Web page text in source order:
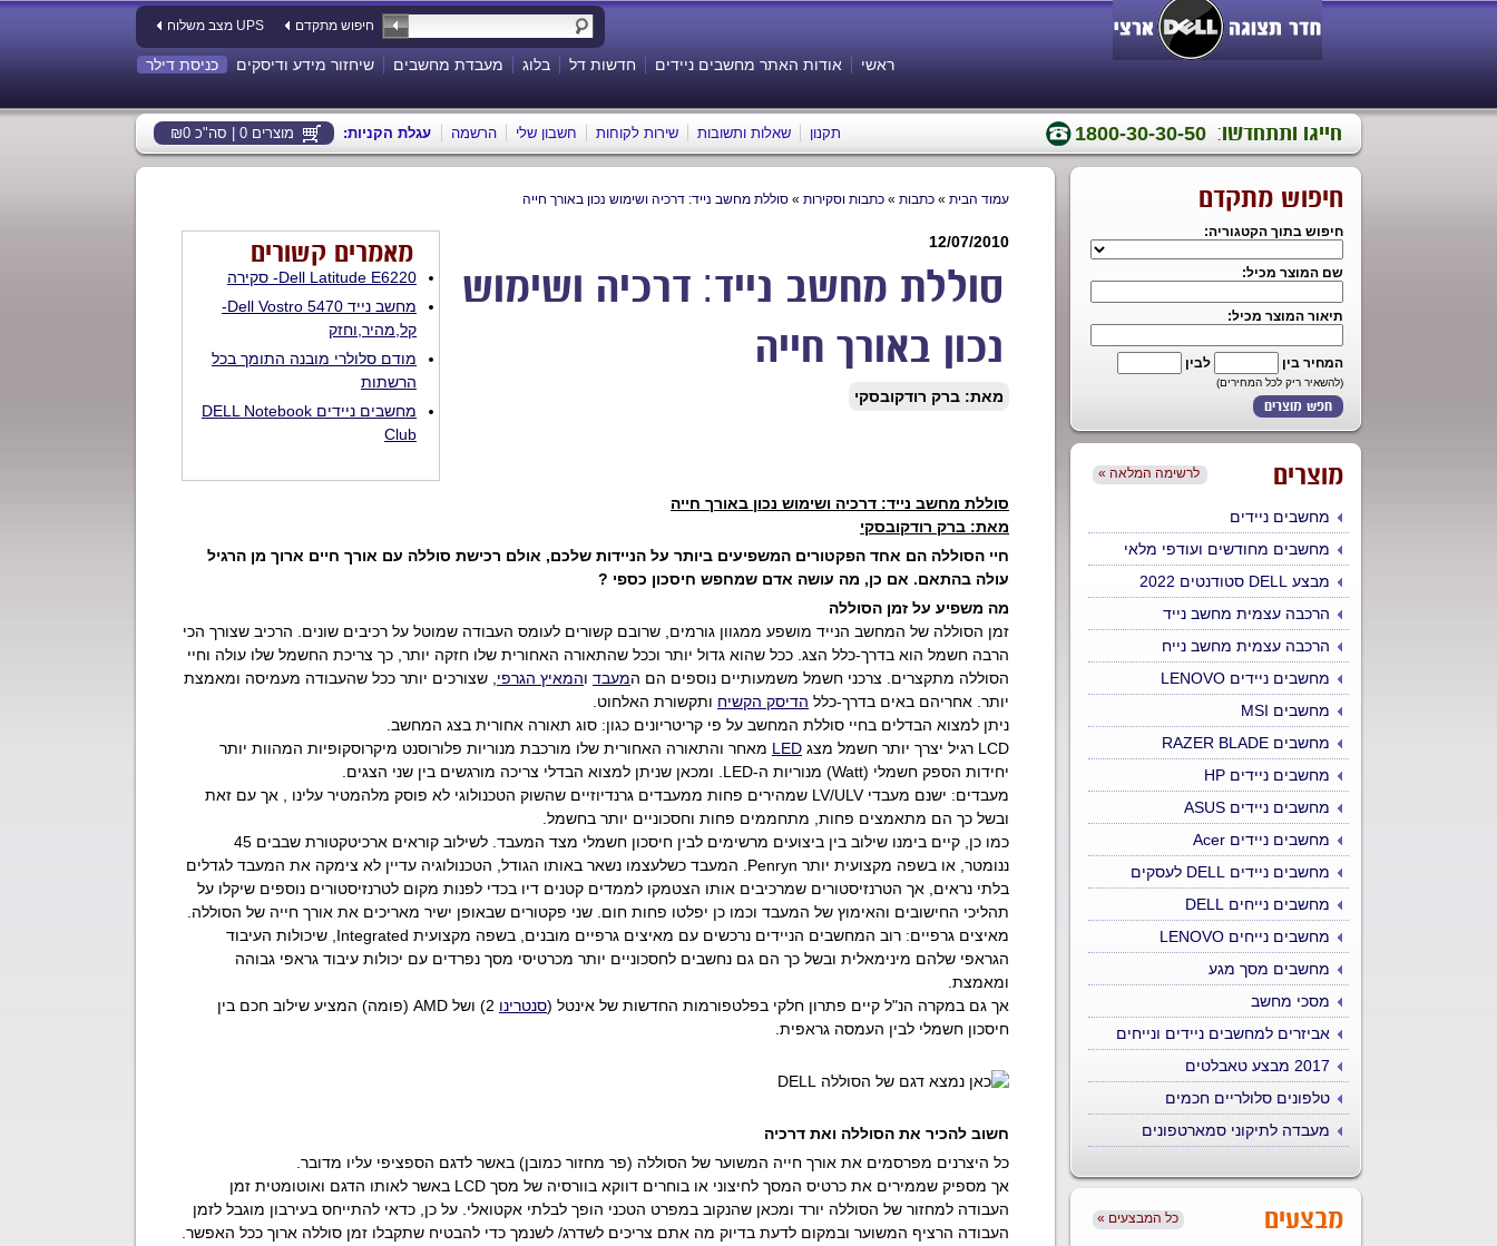
חיפוש מתקדם מצב משלוח UPS
כניסת דילר שיחזור מידע ודיסקים מעבדת מחשבים בלוג חדשות דל אודות האתר מחשבים ניידים ראשי
מוצרים 0 | סה"כ ₪0 :עגלת הקניות הרשמה חשבון שלי שירות לקוחות שאלות ותשובות תקנון חייגו ותתחדשו: 1800-30-30-50
חיפוש מתקדם
חיפוש בתוך הקטגוריה:
שם המוצר מכיל:
תיאור המוצר מכיל:
המחיר בין לבין
(להשאיר ריק לכל המחירים)
« לרשימה המלאה מוצרים
מחשבים ניידים
מחשבים מחודשים ועודפי מלאי
מבצע DELL סטודנטים 2022
הרכבה עצמית מחשב נייד
הרכבה עצמית מחשב נייח
מחשבים ניידים LENOVO
מחשבים MSI
מחשבים RAZER BLADE
מחשבים ניידים HP
מחשבים ניידים ASUS
מחשבים ניידים Acer
מחשבים ניידים DELL לעסקים
מחשבים נייחים DELL
מחשבים נייחים LENOVO
מחשבים מסך מגע
מסכי מחשב
אביזרים למחשבים ניידים ונייחים
2017 מבצע טאבלטים
טלפונים סלולריים חכמים
מעבדה לתיקוני סמארטפונים
« כל המבצעים מבצעים
עמוד הבית » כתבות » כתבות וסקירות » סוללת מחשב נייד: דרכיה ושימוש נכון באורך חייה
מאמרים קשורים
Dell Latitude E6220- סקירה
מחשב נייד Dell Vostro 5470-
קל,מהיר,וחזק
מודם סלולרי מובנה התומך בכל
הרשתות
מחשבים ניידים DELL Notebook
Club
12/07/2010
סוללת מחשב נייד: דרכיה ושימוש
נכון באורך חייה
מאת: ברק רודקובסקי
סוללת מחשב נייד: דרכיה ושימוש נכון באורך חייה
מאת: ברק רודקובסקי
חיי הסוללה הם אחד הפקטורים המשפיעים ביותר על הניידות שלכם, אולם רכישת סוללה עם אורך חיים ארוך מן הרגיל
עולה בהתאם. אם כן, מה עושה אדם שמחפש חיסכון כספי ?
מה משפיע על זמן הסוללה
זמן הסוללה של המחשב הנייד מושפע ממגוון גורמים, שרובם קשורים לעומס העבודה שמוטל על רכיבים שונים. הרכיב שצורך הכי
הרבה חשמל הוא בדרך-כלל הצג. ככל שהוא גדול יותר וככל שהתאורה האחורית שלו חזקה יותר, כך צריכת החשמל שלו עולה וחיי
הסוללה מתקצרים. צרכני חשמל משמעותיים נוספים הם המעבד והמאיץ הגרפי , שצורכים יותר ככל שהעבודה מעמיסה ומאמצת
יותר. אחריהם באים בדרך-כלל הדיסק הקשיח ותקשורת האלחוט.
ניתן למצוא הבדלים בחיי סוללת המחשב על פי קריטריונים כגון: סוג תאורה אחורית בצג המחשב.
LCD רגיל יצרך יותר חשמל מצג
LED מאחר והתאורה האחורית שלו מורכבת מנוריות פלורוסנט מיקרוסקופיות המהוות יותר
יחידות הספק חשמלי (Watt) מנוריות ה-LED
. ומכאן שניתן למצוא הבדלי צריכה מורגשים בין שני הצגים.
מעבדים: ישנם מעבדי LV/ULV שמהירים פחות ממעבדים גרנדיוזיים שהשוק הטכנולוגי לא פוסק מלהמטיר עלינו , אך עם זאת
ובשל כך הם מתאמצים פחות, מתחממים פחות וחסכוניים יותר בחשמל.
כמו כן, קיים בימנו שילוב בין ביצועים מרשימים לבין חיסכון חשמלי מצד המעבד. לשילוב קוראים ארכיטקטורת שבבים 45
ננומטר, או בשפה מקצועית יותר Penryn. המעבד כשלעצמו נשאר באותו הגודל, הטכנולוגיה עדיין לא צימקה את המעבד לגדלים
בלתי נראים, אך הטרנזיסטורים שמרכיבים אותו הצטמקו לממדים קטנים דיו בכדי לפנות מקום לטרנזיסטורים נוספים שיקלו על
תהליכי החישובים והאימוץ של המעבד וכמו כן יפלטו פחות חום. שני פקטורים שבאופן ישיר מאריכים את אורך חייה של הסוללה.
מאיצים גרפיים: רוב המחשבים הניידים נרכשים עם מאיצים גרפיים מובנים, בשפה מקצועית Integrated, שיכולות העיבוד
הגראפי שלהם מינימאלית ובשל כך הם גם נחשבים לחסכוניים יותר מכרטיסי מסך נפרדים עם יכולות עיבוד גראפי גבוהה
ומאמצת.
אך גם במקרה הנ"ל קיים פתרון חלקי בפלטפורמות החדשות של אינטל (סנטרינו
2) ושל AMD (פומה) המציע שילוב חכם בין
חיסכון חשמלי לבין העמסה גראפית.
חשוב להכיר את הסוללה ואת דרכיה
כל היצרנים מפרסמים את אורך חייה המשוער של הסוללה (פר מחזור כמובן) באשר לדגם הספציפי עליו מדובר.
אך מספיק שממירים את כרטיס המסך לחיצוני או בוחרים דווקא בוורסיה של מסך LCD באשר לאותו הדגם ואוטומטית זמן
העבודה למחזור של הסוללה יורד ומכאן שהנקוב במפרט הטכני הופך לבלתי אקטואלי. על כן, כדאי להתייחס בעירבון מוגבל לזמן
העבודה הרציף המשוער ובמקום לדעת בדיוק מה אתם צריכים לשדרג/ לשנמך כדי להבטיח שתקבלו זמן סוללה ארוך ככל האפשר.